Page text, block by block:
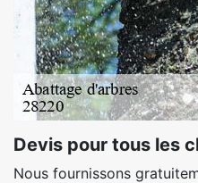
Devis pour tous les
Nous fournissons